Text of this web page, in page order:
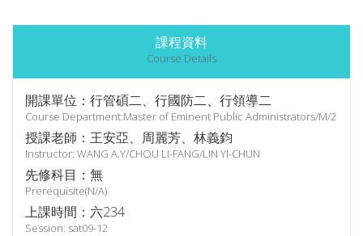
課程資料
Course Details
開課單位：行管碩二、行國防二、行領導二
Course Department:Master of Eminent Public Administrators/M/2
授課老師：王安亞、周麗芳、林義鈞
Instructor: WANG A.Y/CHOU LI-FANG/LIN YI-CHUN
先修科目：無
Prerequisite(N/A)
上課時間：六234
Session: sat09-12